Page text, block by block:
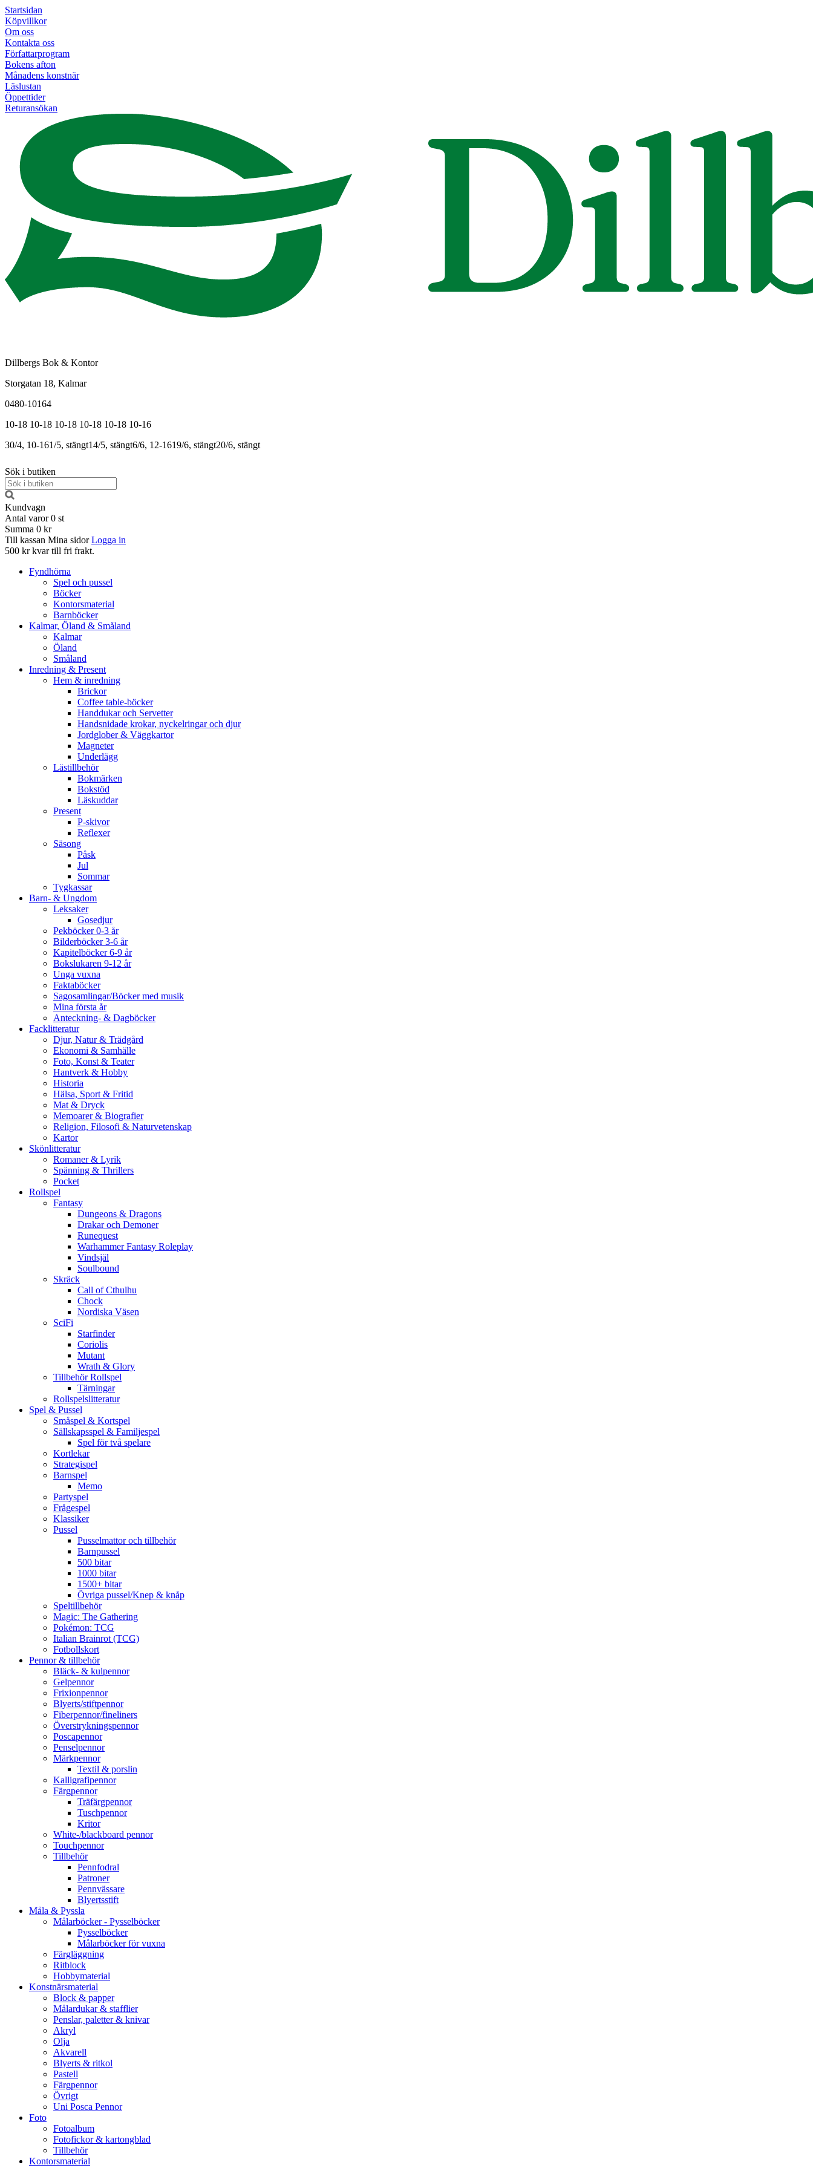
Startsidan
Köpvillkor
Om oss
Kontakta oss
Författarprogram
Bokens afton
Månadens konstnär
Läslustan
Öppettider
Returansökan
Dillbergs Bok & Kontor
Storgatan 18, Kalmar
0480-10164
10-18 10-18 10-18 10-18 10-18 10-16
30/4, 10-161/5, stängt14/5, stängt6/6, 12-1619/6, stängt20/6, stängt
Sök i butiken
Kundvagn
Antal varor 0 st
Summa 0 kr
Till kassan Mina sidor Logga in
500 kr kvar till fri frakt.
Fyndhörna
Spel och pussel
Böcker
Kontorsmaterial
Barnböcker
Kalmar, Öland & Småland
Kalmar
Öland
Småland
Inredning & Present
Hem & inredning
Brickor
Coffee table-böcker
Handdukar och Servetter
Handsnidade krokar, nyckelringar och djur
Jordglober & Väggkartor
Magneter
Underlägg
Lästillbehör
Bokmärken
Bokstöd
Läskuddar
Present
P-skivor
Reflexer
Säsong
Påsk
Jul
Sommar
Tygkassar
Barn- & Ungdom
Leksaker
Gosedjur
Pekböcker 0-3 år
Bilderböcker 3-6 år
Kapitelböcker 6-9 år
Bokslukaren 9-12 år
Unga vuxna
Faktaböcker
Sagosamlingar/Böcker med musik
Mina första år
Anteckning- & Dagböcker
Facklitteratur
Djur, Natur & Trädgård
Ekonomi & Samhälle
Foto, Konst & Teater
Hantverk & Hobby
Historia
Hälsa, Sport & Fritid
Mat & Dryck
Memoarer & Biografier
Religion, Filosofi & Naturvetenskap
Kartor
Skönlitteratur
Romaner & Lyrik
Spänning & Thrillers
Pocket
Rollspel
Fantasy
Dungeons & Dragons
Drakar och Demoner
Runequest
Warhammer Fantasy Roleplay
Vindsjäl
Soulbound
Skräck
Call of Cthulhu
Chock
Nordiska Väsen
SciFi
Starfinder
Coriolis
Mutant
Wrath & Glory
Tillbehör Rollspel
Tärningar
Rollspelslitteratur
Spel & Pussel
Småspel & Kortspel
Sällskapsspel & Familjespel
Spel för två spelare
Kortlekar
Strategispel
Barnspel
Memo
Partyspel
Frågespel
Klassiker
Pussel
Pusselmattor och tillbehör
Barnpussel
500 bitar
1000 bitar
1500+ bitar
Övriga pussel/Knep & knåp
Speltillbehör
Magic: The Gathering
Pokémon: TCG
Italian Brainrot (TCG)
Fotbollskort
Pennor & tillbehör
Bläck- & kulpennor
Gelpennor
Frixionpennor
Blyerts/stiftpennor
Fiberpennor/fineliners
Överstrykningspennor
Poscapennor
Penselpennor
Märkpennor
Textil & porslin
Kalligrafipennor
Färgpennor
Träfärgpennor
Tuschpennor
Kritor
White-/blackboard pennor
Touchpennor
Tillbehör
Pennfodral
Patroner
Pennvässare
Blyertsstift
Måla & Pyssla
Målarböcker - Pysselböcker
Pysselböcker
Målarböcker för vuxna
Färgläggning
Ritblock
Hobbymaterial
Konstnärsmaterial
Block & papper
Målardukar & stafflier
Penslar, paletter & knivar
Akryl
Olja
Akvarell
Blyerts & ritkol
Pastell
Färgpennor
Övrigt
Uni Posca Pennor
Foto
Fotoalbum
Fotofickor & kartongblad
Tillbehör
Kontorsmaterial